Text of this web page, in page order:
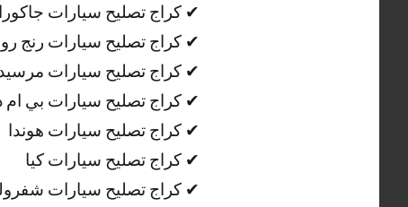
✔ كراج تصليح سيارات جاكورا
✔ كراج تصليح سيارات رنج
✔ كراج تصليح سيارات
✔ كراج تصليح سيارات بي ام
✔ كراج تصليح سيارات هوندا
✔ كراج تصليح سيارات كيا
✔ كراج تصليح سيارات